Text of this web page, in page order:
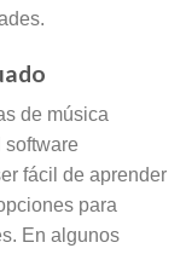
de música
software
fácil de aprender
para
En algunos